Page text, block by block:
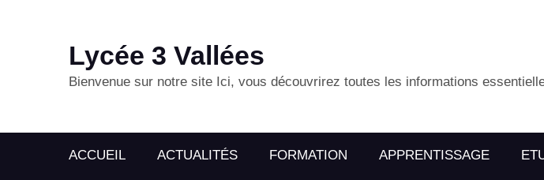
Lycée 3 Vallées
Bienvenue sur notre site Ici, vous découvrirez toutes les informations
ACCUEIL ACTUALITÉS FORMATION APPRENTISSAGE